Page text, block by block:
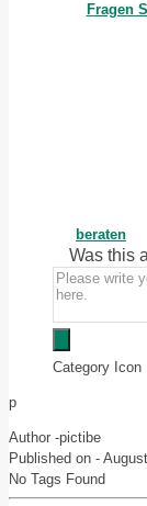
Fragen
beraten
Was this
Category Icon
p
Author -pictibe
Published on -
No Tags Found